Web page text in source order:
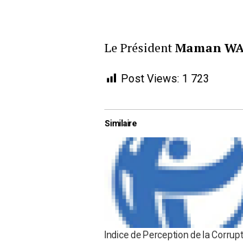
Pour le
Le PrésidentMaman
Post Views: 1 723
Similaire
Indice de Perception de la